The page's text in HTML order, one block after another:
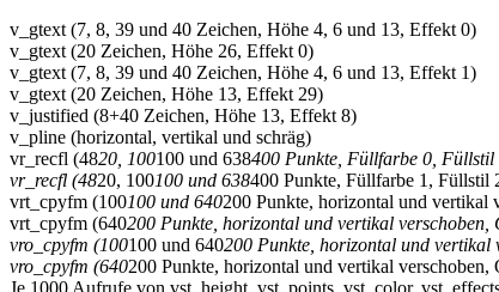
v_gtext (7, 8, 39 und 40 Zeichen, Höhe 4, 6 und 13, Effekt 0)
v_gtext (20 Zeichen, Höhe 26, Effekt 0)
v_gtext (7, 8, 39 und 40 Zeichen, Höhe 4, 6 und 13, Effekt 1)
v_gtext (20 Zeichen, Höhe 13, Effekt 29)
v_justified (8+40 Zeichen, Höhe 13, Effekt 8)
v_pline (horizontal, vertikal und schräg)
vr_recfl (4820, 100100 und 638400 Punkte, Füllfarbe 0,
vr_recfl (4820, 100100 und 638400 Punkte, Füllfarbe 1, Füllstil
vrt_cpyfm (100100 und 640200 Punkte, horizontal und vertikal
vrt_cpyfm (640200 Punkte, horizontal und vertikal verschoben,
vro_cpyfm (100100 und 640200 Punkte, horizontal und vertikal
vro_cpyfm (640200 Punkte, horizontal und vertikal verschoben,
Je 1000 Aufrufe von vst_height, vst_points, vst_color,